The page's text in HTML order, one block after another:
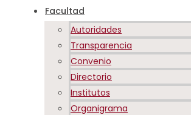
Facultad
Autoridades
Transparencia
Convenio
Directorio
Institutos
Organigrama